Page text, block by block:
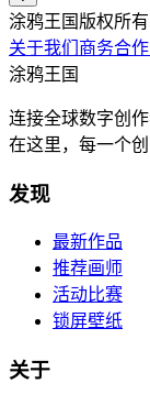
涂鸦王国版权所有
关于我们 商务合作
涂鸦王国
连接全球数字创
在这里，每一个
发现
最新作品
推荐画师
活动比赛
锁屏壁纸
关于